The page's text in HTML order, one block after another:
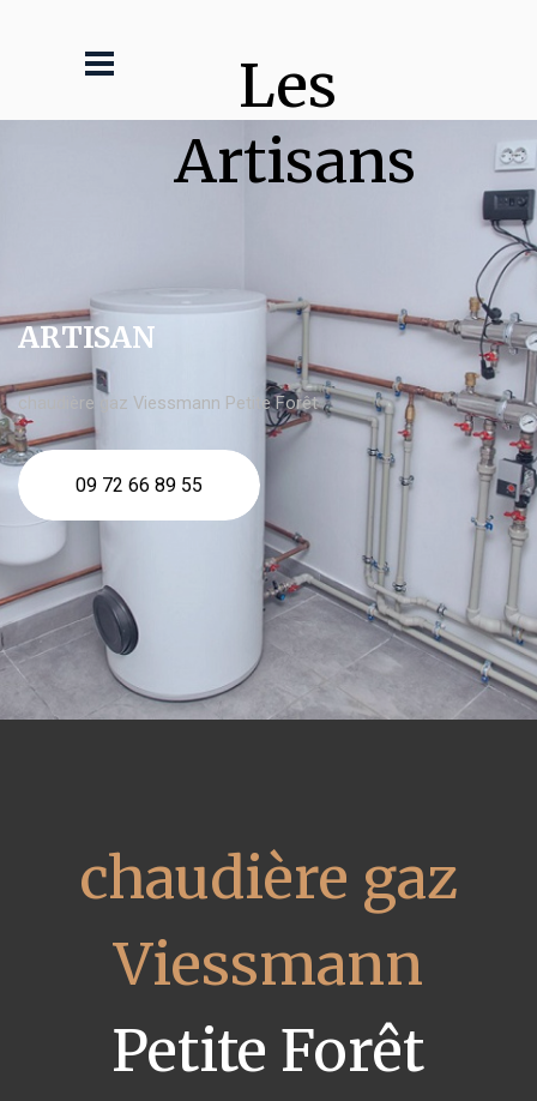
Les
Artisans
ARTISAN
chaudière gaz Viessmann Petite Forêt
09 72 66 89 55
chaudière gaz
Viessmann
Petite Forêt